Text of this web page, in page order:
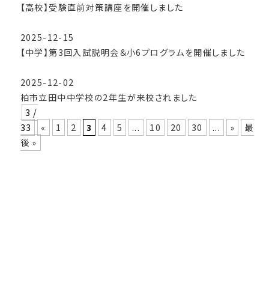
【高校】受験直前対策講座を開催しました
2025-12-15
【中学】第3回入試説明会＆小6プログラムを開催しました
2025-12-02
柏市立田中中学校の2年生が来校されました
3 /
33
« 1 2 3 4 5 ... 10 20 30 ... »
最
後 »